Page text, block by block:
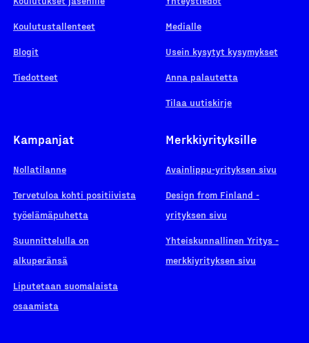
Koulutustallenteet
Blogit
Tiedotteet
Medialle
Usein kysytyt kysymykset
Anna palautetta
Tilaa uutiskirje
Kampanjat
Nollatilanne
Tervetuloa kohti positiivista
työelämäpuhetta
Suunnittelulla on
alkuperänsä
Liputetaan suomalaista
osaamista
Merkkiyrityksille
Avainlippu-yrityksen sivu
Design from Finland -
yrityksen sivu
Yhteiskunnallinen Yritys -
merkkiyrityksen sivu